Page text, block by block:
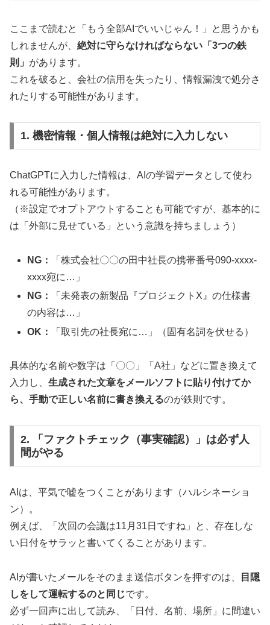
ここまで読むと「もう全部AIでいいじゃん！」と思うかも
しれませんが、 絶対に守らなければならない「3つの鉄
則」 があります。
これを破ると、会社の信用を失ったり、情報漏洩で処分さ
れたりする可能性があります。
1. 機密情報・個人情報は絶対に入力しない
ChatGPTに入力した情報は、AIの学習データとして使わ
れる可能性があります。
（※設定でオプトアウトすることも可能ですが、基本的に
は「外部に見せている」という意識を持ちましょう）
NG：
「株式会社〇〇の田中社長の携帯番号090-xxxx-
xxxx宛に…」
NG：
「未発表の新製品『プロジェクトX』の仕様書
の内容は…」
OK：
「取引先の社長宛に…」（固有名詞を伏せる）
具体的な名前や数字は「〇〇」「A社」などに置き換えて
入力し、 生成された文章をメールソフトに貼り付けてか
ら、手動で正しい名前に書き換えるのが鉄則です。
2. 「ファクトチェック（事実確認）」は必ず人
間がやる
AIは、平気で嘘をつくことがあります（ハルシネーショ
ン）。
例えば、「次回の会議は11月31日ですね」と、存在しな
い日付をサラッと書いてくることがあります。
AIが書いたメールをそのまま送信ボタンを押すのは、
目隠
しをして運転するのと同じです。
必ず一回声に出して読み、「日付、名前、場所」に間違い